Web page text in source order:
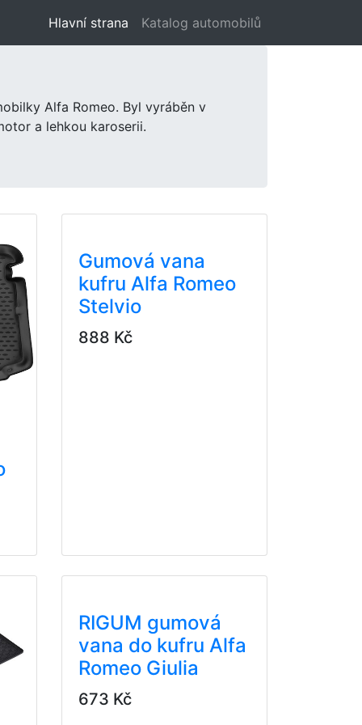
Hlavní strana (aktuální)
Katalog automobilů
Alfa Romeo. Byl vyráběn v
a lehkou karoserii.
Gumová vana
kufru Alfa Romeo
Stelvio
888 Kč
RIGUM gumová
vana do kufru Alfa
Romeo Giulia
673 Kč